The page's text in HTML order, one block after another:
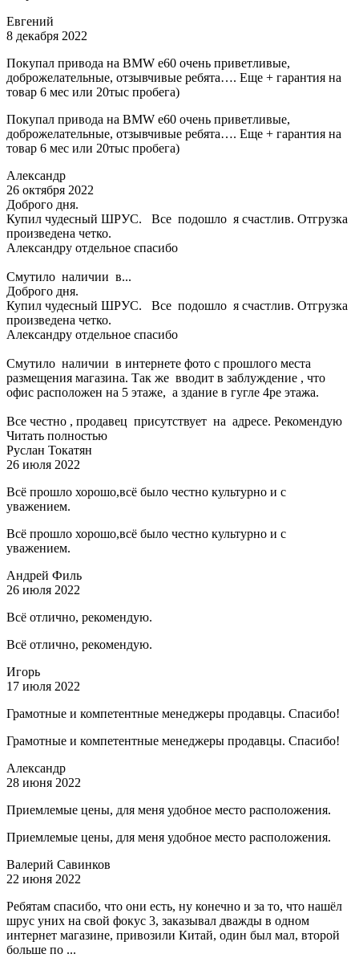
Евгений
8 декабря 2022
Покупал привода на BMW e60 очень приветливые,
доброжелательные, отзывчивые ребята…. Еще + гарантия на
товар 6 мес или 20тыс пробега)
Покупал привода на BMW e60 очень приветливые,
доброжелательные, отзывчивые ребята…. Еще + гарантия на
товар 6 мес или 20тыс пробега)
Александр
26 октября 2022
Доброго дня.
Купил чудесный ШРУС. Все подошло я счастлив. Отгрузка
произведена четко.
Александру отдельное спасибо
Смутило наличии в...
Доброго дня.
Купил чудесный ШРУС. Все подошло я счастлив. Отгрузка
произведена четко.
Александру отдельное спасибо
Смутило наличии в интернете фото с прошлого места
размещения магазина. Так же вводит в заблуждение , что
офис расположен на 5 этаже, а здание в гугле 4ре этажа.
Все честно , продавец присутствует на адресе. Рекомендую
Читать полностью
Руслан Токатян
26 июля 2022
Всё прошло хорошо,всё было честно культурно и с
уважением.
Всё прошло хорошо,всё было честно культурно и с
уважением.
Андрей Филь
26 июля 2022
Всё отлично, рекомендую.
Всё отлично, рекомендую.
Игорь
17 июля 2022
Грамотные и компетентные менеджеры продавцы. Спасибо!
Грамотные и компетентные менеджеры продавцы. Спасибо!
Александр
28 июня 2022
Приемлемые цены, для меня удобное место расположения.
Приемлемые цены, для меня удобное место расположения.
Валерий Савинков
22 июня 2022
Ребятам спасибо, что они есть, ну конечно и за то, что нашёл
шрус уних на свой фокус 3, заказывал дважды в одном
интернет магазине, привозили Китай, один был мал, второй
больше по ...